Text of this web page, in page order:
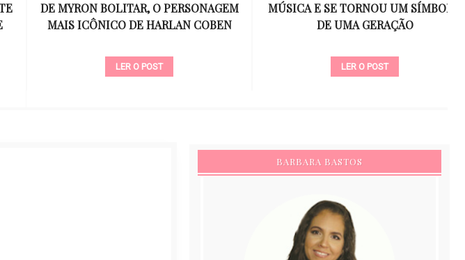
DE MYRON BOLITAR, O PERSONAGEM
MAIS ICÔNICO DE HARLAN COBEN
LER O POST
MÚSICA E SE TORNOU UM SÍMBOLO
DE UMA GERAÇÃO
LER O POST
BARBARA BASTOS